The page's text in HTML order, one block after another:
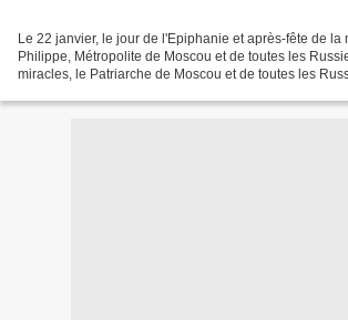
Le 22 janvier, le jour de l'Epiphanie et après-fête de la
Philippe, Métropolite de Moscou et de toutes les
miracles, le Patriarche de Moscou et de toutes les